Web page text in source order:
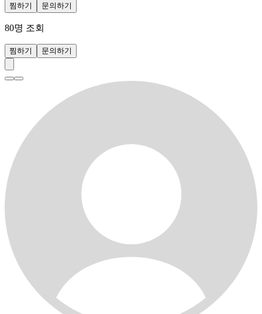
찜하기 문의하기
80명 조회
찜하기 문의하기